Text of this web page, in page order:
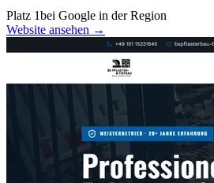
Platz 1bei Google in der Region
Website ansehen →